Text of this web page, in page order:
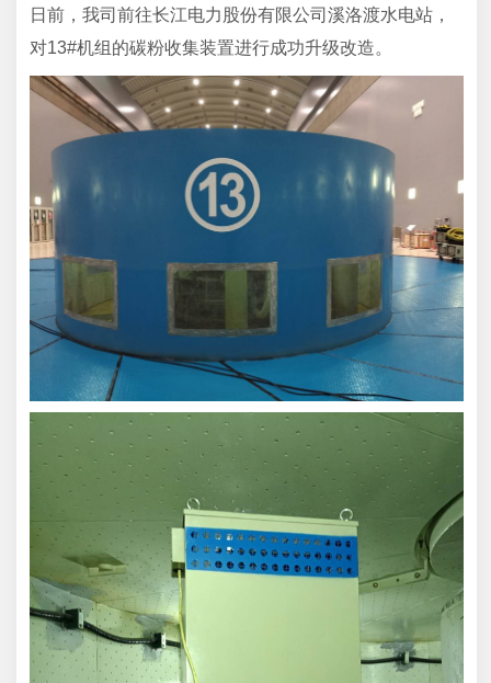
日前，我司前往长江电力股份有限公司溪洛渡水电站，
对13#机组的碳粉收集装置进行成功升级改造。